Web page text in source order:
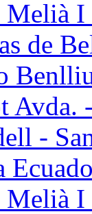
I
de
Avda.
-
I